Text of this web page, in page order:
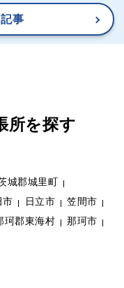
事
所を探す
城郡城里町
市 日立市
笠間市
珂郡東海村
那珂市